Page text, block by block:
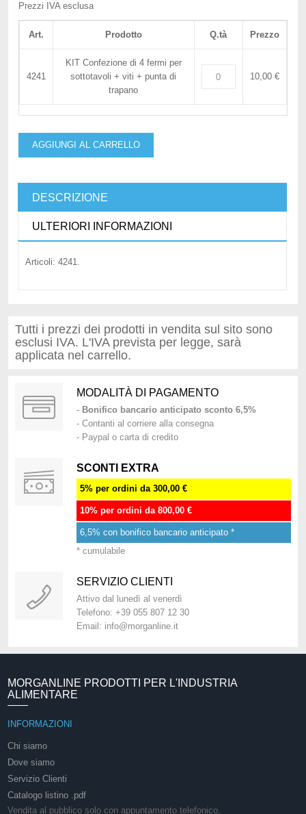
Prezzi IVA esclusa
Art. Prodotto Q.tà Prezzo
4241
KIT Confezione di 4 fermi per
sottotavoli + viti + punta di
trapano
10,00 €
AGGIUNGI AL CARRELLO
DESCRIZIONE
ULTERIORI INFORMAZIONI
Articoli: 4241.
Tutti i prezzi dei prodotti in vendita sul sito sono
esclusi IVA. L'IVA prevista per legge, sarà
applicata nel carrello.
MODALITÀ DI PAGAMENTO
- Bonifico bancario anticipato sconto 6,5%
- Contanti al corriere alla consegna
- Paypal o carta di credito
SCONTI EXTRA
5% per ordini da 300,00 €
10% per ordini da 800,00 €
6,5% con bonifico bancario anticipato *
* cumulabile
SERVIZIO CLIENTI
Attivo dal lunedì al venerdì
Telefono: +39 055 807 12 30
Email: info@morganline.it
MORGANLINE PRODOTTI PER L'INDUSTRIA
ALIMENTARE
INFORMAZIONI
Chi siamo
Dove siamo
Servizio Clienti
Catalogo listino .pdf
Vendita al pubblico solo con appuntamento telefonico.